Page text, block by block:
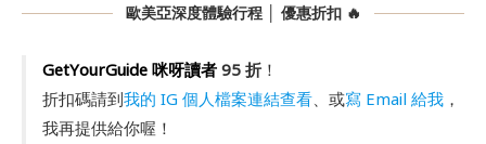
歐美亞深度體驗行程 │ 優惠折扣 🔥
GetYourGuide 咪呀讀者95 折！
折扣碼請到我的 IG 個人檔案連結查看、或寫 Email 給我，
我再提供給你喔！